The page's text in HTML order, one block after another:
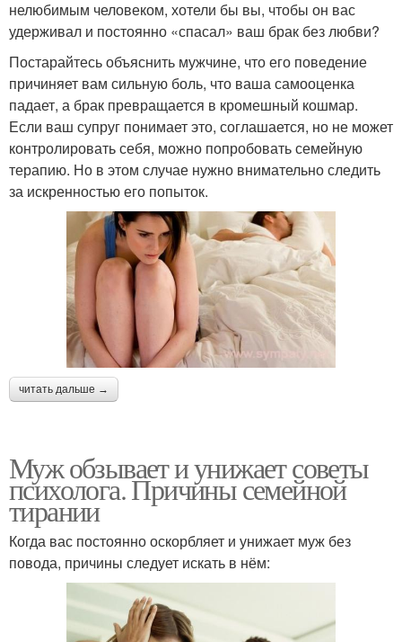
нелюбимым человеком, хотели бы вы, чтобы он вас
удерживал и постоянно «спасал» ваш брак без любви?
Постарайтесь объяснить мужчине, что его поведение
причиняет вам сильную боль, что ваша самооценка
падает, а брак превращается в кромешный кошмар.
Если ваш супруг понимает это, соглашается, но не может
контролировать себя, можно попробовать семейную
терапию. Но в этом случае нужно внимательно следить
за искренностью его попыток.
читать дальше →
Муж обзывает и унижает советы
психолога. Причины семейной
тирании
Когда вас постоянно оскорбляет и унижает муж без
повода, причины следует искать в нём: